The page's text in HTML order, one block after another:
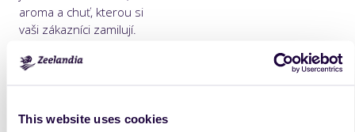
This website uses cookies
aroma a chuť, kterou si
vaši zákazníci zamilují.
více